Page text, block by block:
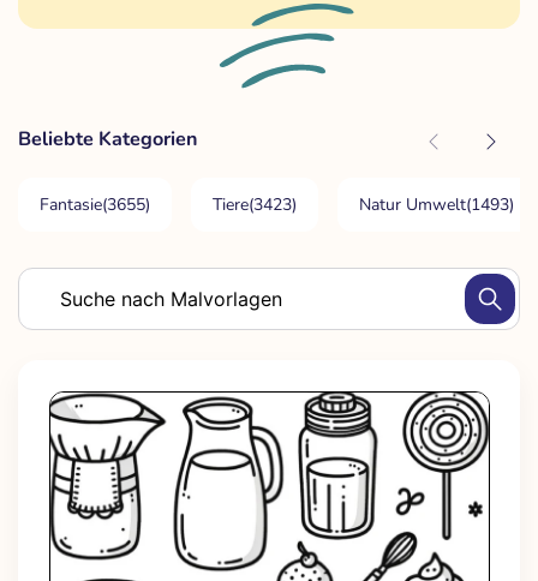
Beliebte Kategorien
Fantasie(3655) Tiere(3423) Natur Umwelt(1493)